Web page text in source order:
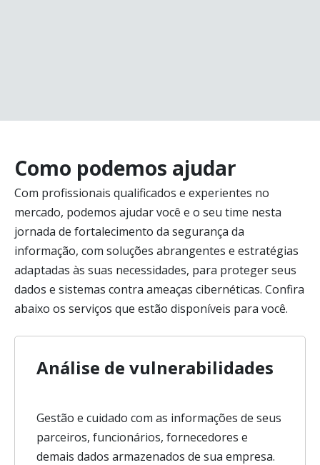
Como podemos ajudar
Com profissionais qualificados e experientes no
mercado, podemos ajudar você e o seu time nesta
jornada de fortalecimento da segurança da
informação, com soluções abrangentes e estratégias
adaptadas às suas necessidades, para proteger seus
dados e sistemas contra ameaças cibernéticas. Confira
abaixo os serviços que estão disponíveis para você.
Análise de vulnerabilidades
Gestão e cuidado com as informações de seus
parceiros, funcionários, fornecedores e
demais dados armazenados de sua empresa.